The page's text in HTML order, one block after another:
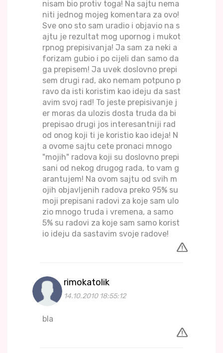
nisam bio protiv toga! Na sajtu nema
niti jednog mojeg komentara za ovo!
Sve ono sto sam uradio i objavio na s
ajtu je rezultat mog upornog i mukot
rpnog prepisivanja! Ja sam za neki a
forizam gubio i po cijeli dan samo da
ga prepisem! Ja uvek doslovno prepi
sem drugi rad, ako nemam potpuno p
ravo da isti koristim kao ideju da sast
avim svoj rad! To jeste prepisivanje j
er moras da ulozis dosta truda da bi
prepisao drugi jos interesantniji rad
od onog koji ti je koristio kao ideja! N
a ovome sajtu cete pronaci mnogo
"mojih" radova koji su doslovno prepi
sani od nekog drugog rada, to vam g
arantujem! Na ovom sajtu od svih m
ojih objavljenih radova preko 95% su
moji prepisani radovi za koje sam ulo
zio mnogo truda i vremena, a samo
5% su radovi za koje sam samo korist
io ideju da sastavim svoje radove!
rimokatolik
14.10.2010 18:55:12
bla